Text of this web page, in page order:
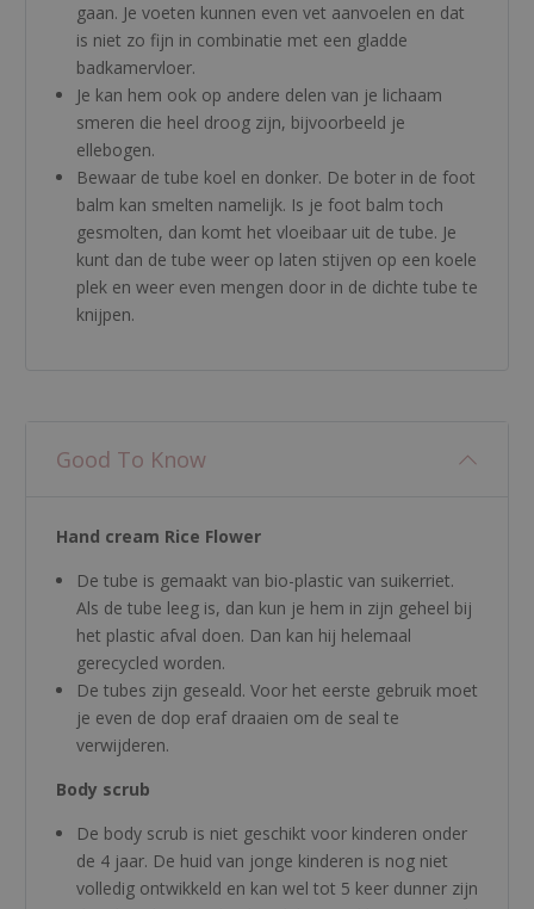
gaan. Je voeten kunnen even vet aanvoelen en dat
is niet zo fijn in combinatie met een gladde
badkamervloer.
Je kan hem ook op andere delen van je lichaam
smeren die heel droog zijn, bijvoorbeeld je
ellebogen.
Bewaar de tube koel en donker. De boter in de foot
balm kan smelten namelijk. Is je foot balm toch
gesmolten, dan komt het vloeibaar uit de tube. Je
kunt dan de tube weer op laten stijven op een koele
plek en weer even mengen door in de dichte tube te
knijpen.
Good To Know
Hand cream Rice Flower
De tube is gemaakt van bio-plastic van suikerriet.
Als de tube leeg is, dan kun je hem in zijn geheel bij
het plastic afval doen. Dan kan hij helemaal
gerecycled worden.
De tubes zijn geseald. Voor het eerste gebruik moet
je even de dop eraf draaien om de seal te
verwijderen.
Body scrub
De body scrub is niet geschikt voor kinderen onder
de 4 jaar. De huid van jonge kinderen is nog niet
volledig ontwikkeld en kan wel tot 5 keer dunner zijn